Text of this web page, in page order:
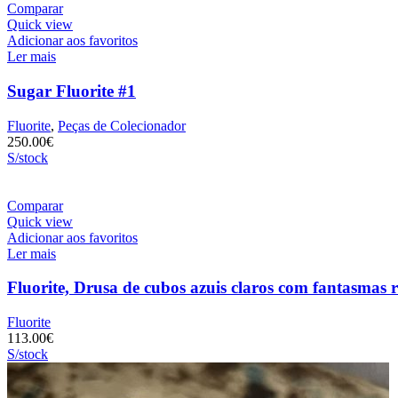
Comparar
Quick view
Adicionar aos favoritos
Ler mais
Sugar Fluorite #1
Fluorite, Peças de Colecionador
250.00€
S/stock
Comparar
Quick view
Adicionar aos favoritos
Ler mais
Fluorite, Drusa de cubos azuis claros com fantasmas
Fluorite
113.00€
S/stock